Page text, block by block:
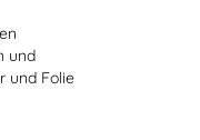
und
und Folie